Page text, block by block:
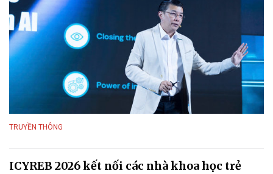
TRUYỀN THÔNG
ICYREB 2026 kết nối các nhà khoa học trẻ